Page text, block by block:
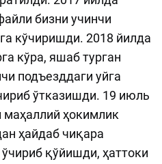
бизни учинчи
кўчиришди. 2018 йилда
кўра, яшаб турган
подъезддаги уйга
ўтказишди. 19 июль
маҳаллий ҳокимлик
ҳайдаб чиқара
қўйишди, ҳаттоки